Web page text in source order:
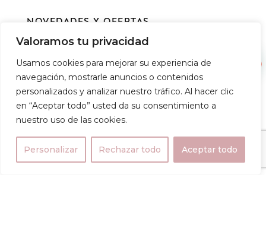
Valoramos tu privacidad
Usamos cookies para mejorar su experiencia de
navegación, mostrarle anuncios o contenidos
personalizados y analizar nuestro tráfico. Al hacer clic
en “Aceptar todo” usted da su consentimiento a
nuestro uso de las cookies.
Personalizar Rechazar todo Aceptar todo
NOVEDADES Y OFERTAS
Acepto recibir mensajes promocionales de
parte de Petit Poussin y acepto su
QUIERO MI DESCUENTO